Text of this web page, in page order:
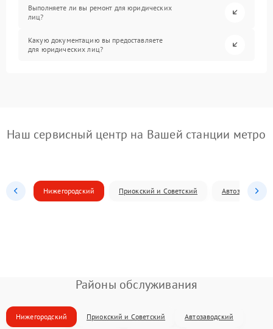
Выполняете ли вы ремонт для юридических
лиц?
Какую документацию вы предоставляете
для юридических лиц?
Наш сервисный центр на Вашей станции метро
Нижегородский Приокский и Советский Автозаводский
Районы обслуживания
Нижегородский Приокский и Советский Автозаводский